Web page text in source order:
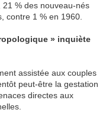
21 % des nouveau-nés
contre 1 % en 1960.
» inquiète
assistée aux couples
peut-être la gestation
directes aux